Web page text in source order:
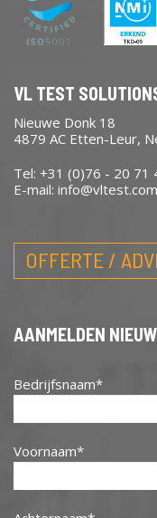
VL TEST
Nieuwe Donk 18
4879 AC Etten-Leur,
Tel: +31 (0)76 - 20 71
E-mail: info@vltest.com
OFFERTE /
AANMELDEN
Bedrijfsnaam
Voornaam